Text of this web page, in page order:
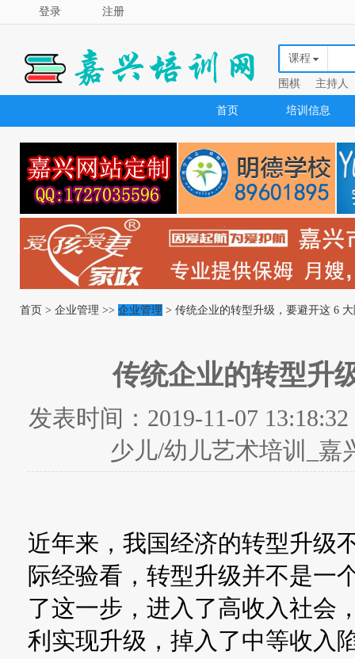
登录 注册
课程
围棋 主持人
首页 培训信息
首页 > 企业管理 >> 企业管理 > 传统企业的转型升级，要避开这 6
传统企业的转型升
发表时间： 2019-11-07 13:18:32
少儿/幼儿艺术培训_嘉
近年来，我国经济的转型升级
际经验看，转型升级并不是一
了这一步，进入了高收入社会
利实现升级，掉入了中等收入